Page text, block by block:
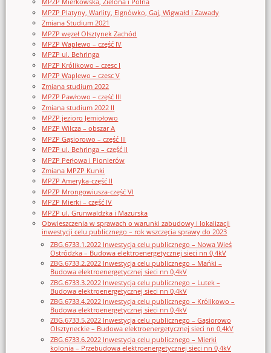
MPZP Platyny, Warlity, Elgnówko, Gaj, Wigwałd i Zawady
Zmiana Studium 2021
MPZP węzeł Olsztynek Zachód
MPZP Waplewo – część IV
MPZP ul. Behringa
MPZP Królikowo – czesc I
MPZP Waplewo – czesc V
Zmiana studium 2022
MPZP Pawłowo – część III
Zmiana studium 2022 II
MPZP jezioro Jemiołowo
MPZP Wilcza – obszar A
MPZP Gąsiorowo – część III
MPZP ul. Behringa – część II
MPZP Perłowa i Pionierów
Zmiana MPZP Kunki
MPZP Ameryka-część II
MPZP Mrongowiusza-część VI
MPZP Mierki – część IV
MPZP ul. Grunwaldzka i Mazurska
Obwieszczenia w sprawach o warunki zabudowy i lokalizacji
inwestycji celu publicznego – rok wszczęcia sprawy do 2023
ZBG.6733.1.2022 Inwestycja celu publicznego – Nowa Wieś
Ostródzka – Budowa elektroenergetycznej sieci nn 0,4kV
ZBG.6733.2.2022 Inwestycja celu publicznego – Mańki –
Budowa elektroenergetycznej sieci nn 0,4kV
ZBG.6733.3.2022 Inwestycja celu publicznego – Lutek –
Budowa elektroenergetycznej sieci nn 0,4kV
ZBG.6733.4.2022 Inwestycja celu publicznego – Królikowo –
Budowa elektroenergetycznej sieci nn 0,4kV
ZBG.6733.5.2022 Inwestycja celu publicznego – Gąsiorowo
Olsztyneckie – Budowa elektroenergetycznej sieci nn 0,4kV
ZBG.6733.6.2022 Inwestycja celu publicznego – Mierki
kolonia – Przebudowa elektroenergetycznej sieci nn 0,4kV